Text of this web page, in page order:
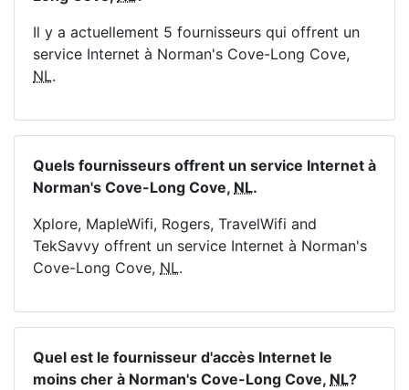
Il y a actuellement 5 fournisseurs qui offrent un
service Internet à Norman's Cove-Long Cove,
NL.
Quels fournisseurs offrent un service Internet à
Norman's Cove-Long Cove, NL.
Xplore, MapleWifi, Rogers, TravelWifi and
TekSavvy offrent un service Internet à Norman's
Cove-Long Cove, NL.
Quel est le fournisseur d'accès Internet le
moins cher à Norman's Cove-Long Cove, NL?